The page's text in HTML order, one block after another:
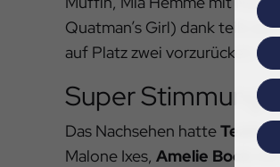
Quatman’s Girl) dank teils
auf Platz zwei vorzurücken.
Super Stimmung
Das Nachsehen hatteTeam
Malone Ixes, Amelie Bock